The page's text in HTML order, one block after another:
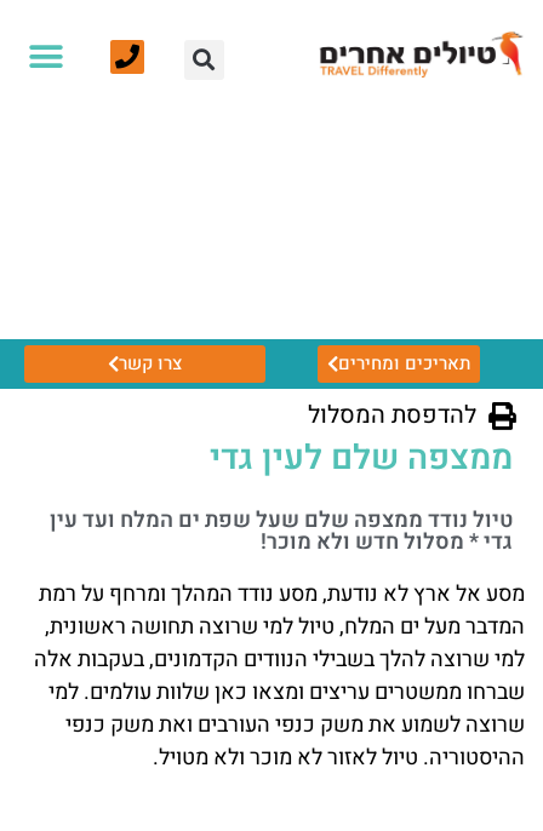
תאריכים ומחירים צרו קשר
להדפסת המסלול
ממצפה שלם לעין גדי
טיול נודד ממצפה שלם שעל שפת ים המלח ועד עין
גדי * מסלול חדש ולא מוכר!
מסע אל ארץ לא נודעת, מסע נודד המהלך ומרחף על רמת
המדבר מעל ים המלח, טיול למי שרוצה תחושה ראשונית,
למי שרוצה להלך בשבילי הנוודים הקדמונים, בעקבות אלה
שברחו ממשטרים עריצים ומצאו כאן שלוות עולמים. למי
שרוצה לשמוע את משק כנפי העורבים ואת משק כנפי
ההיסטוריה. טיול לאזור לא מוכר ולא מטויל.